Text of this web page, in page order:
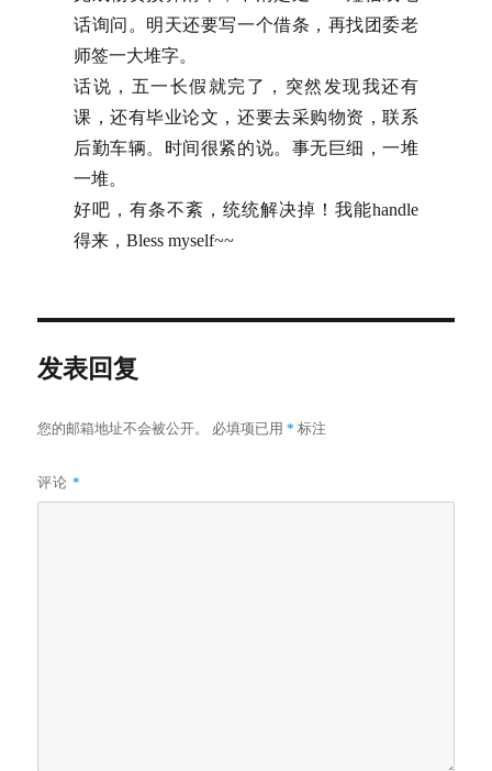
话询问。明天还要写一个借条，再找团委老
师签一大堆字。
话说，五一长假就完了，突然发现我还有
课，还有毕业论文，还要去采购物资，联系
后勤车辆。时间很紧的说。事无巨细，一堆
一堆。
好吧，有条不紊，统统解决掉！我能handle
得来，Bless myself~~
发表回复
您的邮箱地址不会被公开。 必填项已用* 标注
评论*